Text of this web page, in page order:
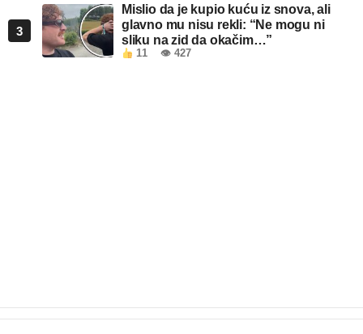
3
Mislio da je kupio kuću iz snova, ali
glavno mu nisu rekli: “Ne mogu ni
sliku na zid da okačim…”
11 👁 427